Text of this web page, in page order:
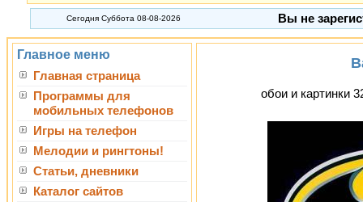
Сегодня Суббота 08-08-2026 Вы не
Главное меню
Главная страница
Программы для
мобильных телефонов
Игры на телефон
Мелодии и рингтоны!
Статьи, дневники
Каталог сайтов
обои и картинки